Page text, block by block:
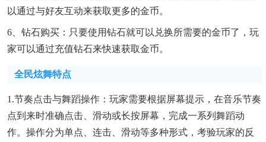
以通过与好友互动来获取更多的金币。
6、钻石购买：只要使用钻石就可以兑换所需要的金币了，玩
家可以通过充值钻石来快速获取金币。
全民炫舞特点
1.节奏点击与舞蹈操作：玩家需要根据屏幕提示，在音乐节奏
点到来时准确点击、滑动或长按屏幕，完成一系列舞蹈动
作。操作分为单点、连击、滑动等多种形式，考验玩家的反